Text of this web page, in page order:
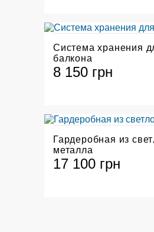
Система хранения
балкона
8 150 грн
Гардеробная из
металла
17 100 грн